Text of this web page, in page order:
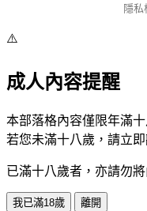
隱私
⚠️
成人內容提醒
本部落格內容僅限年滿十
若您未滿十八歲，請立即
已滿十八歲者，亦請勿
我已滿18歲 離開